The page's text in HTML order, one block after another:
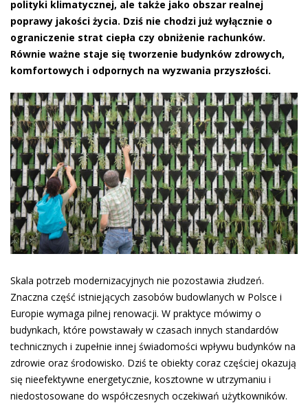
polityki klimatycznej, ale także jako obszar realnej
poprawy jakości życia. Dziś nie chodzi już wyłącznie o
ograniczenie strat ciepła czy obniżenie rachunków.
Równie ważne staje się tworzenie budynków zdrowych,
komfortowych i odpornych na wyzwania przyszłości.
Skala potrzeb modernizacyjnych nie pozostawia złudzeń.
Znaczna część istniejących zasobów budowlanych w Polsce i
Europie wymaga pilnej renowacji. W praktyce mówimy o
budynkach, które powstawały w czasach innych standardów
technicznych i zupełnie innej świadomości wpływu budynków na
zdrowie oraz środowisko. Dziś te obiekty coraz częściej okazują
się nieefektywne energetycznie, kosztowne w utrzymaniu i
niedostosowane do współczesnych oczekiwań użytkowników.